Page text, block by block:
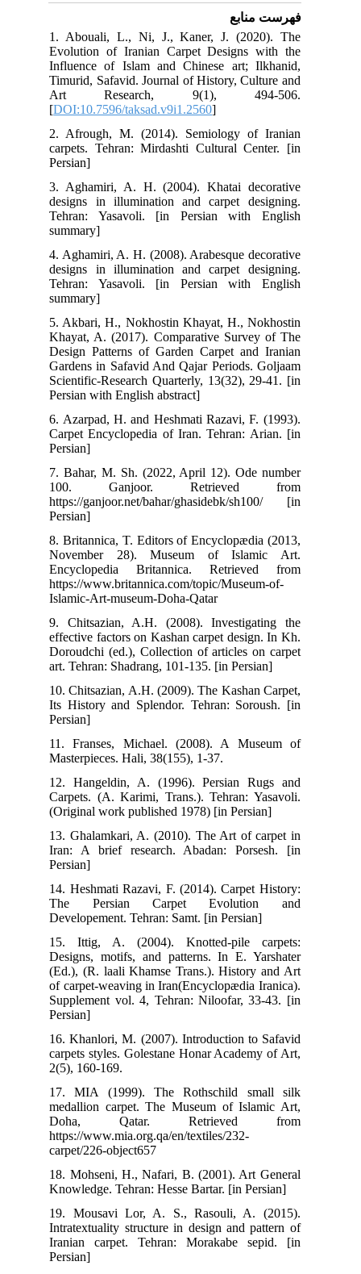
فهرست منابع
1. Abouali, L., Ni, J., Kaner, J. (2020). The
Evolution of Iranian Carpet Designs with the
Influence of Islam and Chinese art; Ilkhanid,
Timurid, Safavid. Journal of History, Culture and
Art Research, 9(1), 494-506.
[DOI:10.7596/taksad.v9i1.2560
2. Afrough, M. (2014). Semiology of Iranian
carpets. Tehran: Mirdashti Cultural Center. [in
3. Aghamiri, A. H. (2004). Khatai decorative
designs in illumination and carpet designing.
Tehran: Yasavoli. [in Persian with English
summary]
4. Aghamiri, A. H. (2008). Arabesque decorative
designs in illumination and carpet designing.
Tehran: Yasavoli. [in Persian with English
summary]
5. Akbari, H., Nokhostin Khayat, H., Nokhostin
Khayat, A. (2017). Comparative Survey of The
Design Patterns of Garden Carpet and Iranian
Gardens in Safavid And Qajar Periods. Goljaam
Scientific-Research Quarterly, 13(32), 29-41. [in
Persian with English abstract]
6. Azarpad, H. and Heshmati Razavi, F. (1993).
Carpet Encyclopedia of Iran. Tehran: Arian. [in
7. Bahar, M. Sh. (2022, April 12). Ode number
100. Ganjoor. Retrieved from
https://ganjoor.net/bahar/ghasidebk/sh100/ [in
8. Britannica, T. Editors of Encyclopædia (2013,
November 28). Museum of Islamic Art.
Encyclopedia Britannica. Retrieved from
https://www.britannica.com/topic/Museum-of-
Islamic-Art-museum-Doha-Qatar
9. Chitsazian, A.H. (2008). Investigating the
effective factors on Kashan carpet design. In Kh.
Doroudchi (ed.), Collection of articles on carpet
art. Tehran: Shadrang, 101-135. [in Persian]
10. Chitsazian, A.H. (2009). The Kashan Carpet,
Its History and Splendor. Tehran: Soroush. [in
11. Franses, Michael. (2008). A Museum of
Masterpieces. Hali, 38(155), 1-37.
12. Hangeldin, A. (1996). Persian Rugs and
Carpets. (A. Karimi, Trans.). Tehran: Yasavoli.
(Original work published 1978) [in Persian]
13. Ghalamkari, A. (2010). The Art of carpet in
Iran: A brief research. Abadan: Porsesh. [in
14. Heshmati Razavi, F. (2014). Carpet History:
The Persian Carpet Evolution and
Developement. Tehran: Samt. [in Persian]
15. Ittig, A. (2004). Knotted-pile carpets:
Designs, motifs, and patterns. In E. Yarshater
(Ed.), (R. laali Khamse Trans.). History and Art
of carpet-weaving in Iran(Encyclopædia Iranica).
Supplement vol. 4, Tehran: Niloofar, 33-43. [in
16. Khanlori, M. (2007). Introduction to Safavid
carpets styles. Golestane Honar Academy of Art,
2(5), 160-169.
17. MIA (1999). The Rothschild small silk
medallion carpet. The Museum of Islamic Art,
Doha, Qatar. Retrieved from
https://www.mia.org.qa/en/textiles/232-
carpet/226-object657
18. Mohseni, H., Nafari, B. (2001). Art General
Knowledge. Tehran: Hesse Bartar. [in Persian]
19. Mousavi Lor, A. S., Rasouli, A. (2015).
Intratextuality structure in design and pattern of
Iranian carpet. Tehran: Morakabe sepid. [in